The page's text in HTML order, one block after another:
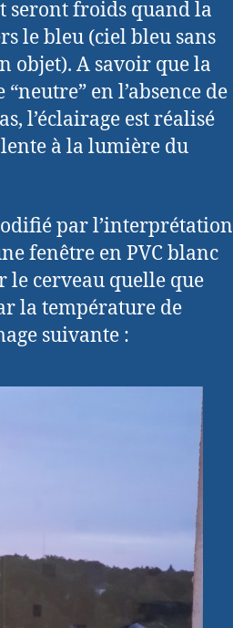
seront froids quand la
le bleu (ciel bleu sans
objet). A savoir que la
en l’absence de
l’éclairage est réalisé
à la lumière du
par l’interprétation
fenêtre en PVC blanc
le cerveau quelle que
la température de
suivante :